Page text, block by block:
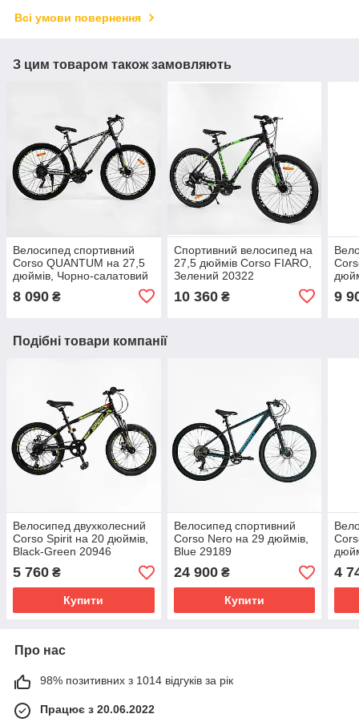
Всі умови повернення
З цим товаром також замовляють
Велосипед спортивний
Corso QUANTUM на 27,5
дюймів, Чорно-салатовий
8 090 ₴
Спортивний велосипед на
27,5 дюймів Corso FIARO,
Зелений 20322
10 360₴ 9
Подібні товари компанії
Велосипед двухколесний
Corso Spirit на 20 дюймів,
Black-Green 20946
5 760 ₴
Купити
Велосипед спортивний
Corso Nero на 29 дюймів,
Blue 29189
24 900₴
Купити
4
Про нас
98% позитивних з 1014 відгуків за рік
Працює з 20.06.2022